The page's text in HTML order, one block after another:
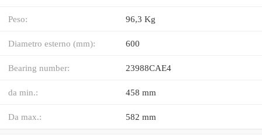
Peso: 96,3 Kg
Diametro esterno (mm): 600
Bearing number: 23988CAE4
da min.: 458 mm
Da max.: 582 mm